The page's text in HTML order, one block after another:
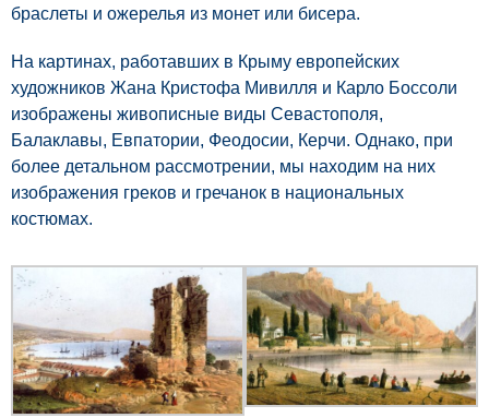
браслеты и ожерелья из монет или бисера.
На картинах, работавших в Крыму европейских
художников Жана Кристофа Мивилля и Карло Боссоли
изображены живописные виды Севастополя,
Балаклавы, Евпатории, Феодосии, Керчи. Однако, при
более детальном рассмотрении, мы находим на них
изображения греков и гречанок в национальных
костюмах.